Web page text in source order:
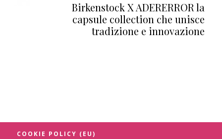
Birkenstock X ADERERROR la
capsule collection che unisce
tradizione e innovazione
COOKIE POLICY (EU)